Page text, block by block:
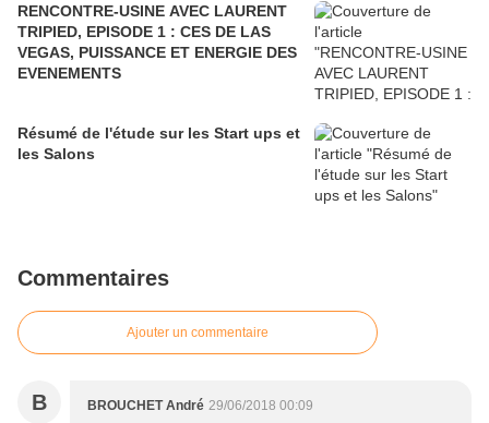
RENCONTRE-USINE AVEC LAURENT
TRIPIED, EPISODE 1 : CES DE LAS
VEGAS, PUISSANCE ET ENERGIE DES
EVENEMENTS
Résumé de l'étude sur les Start ups et
les Salons
Commentaires
Ajouter un commentaire
B BROUCHET André 29/06/2018 00:09